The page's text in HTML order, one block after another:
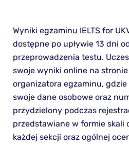
Wyniki egzaminu IELTS for
dostępne po upływie 13 dni
przeprowadzenia testu.
swoje wyniki online na
organizatora egzaminu,
swoje dane osobowe oraz
przydzielony podczas
przedstawiane w formie skali
każdej sekcji oraz ogólnej